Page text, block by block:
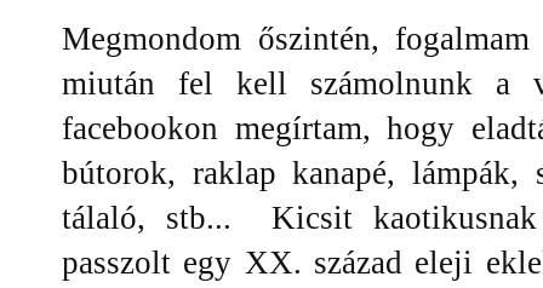
Megmondom őszintén,
miután fel kell számolnunk a
facebookon megírtam, hogy
bútorok, raklap kanapé, lámpák,
tálaló, stb... Kicsit
passzolt egy XX. század eleji